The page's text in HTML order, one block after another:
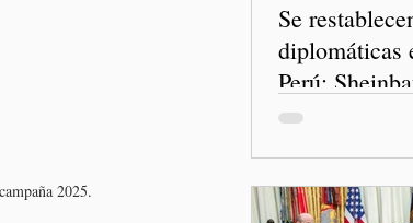
2025.
Se
diplomáticas
Perú: